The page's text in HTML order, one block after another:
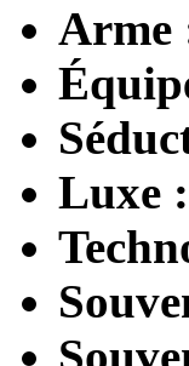
Arme
Luxe :